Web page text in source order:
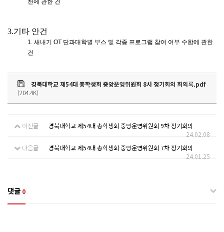
천에 관한 건
3.기타 안건
1. 새내기 OT 단과대학별 부스 및 각종 프로그램 참여 여부 수합에 관한
건
경북대학교 제54대 총학생회 중앙운영위원회 8차 정기회의 회의록.pdf
(204.4K)
이전글
경북대학교 제54대 총학생회 중앙운영위원회 9차 정기회의
24.02.08
다음글
경북대학교 제54대 총학생회 중앙운영위원회 7차 정기회의
24.01.25
댓글 0